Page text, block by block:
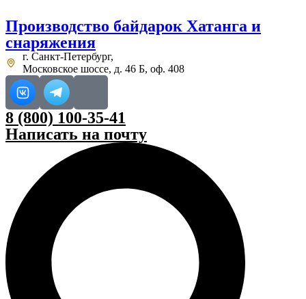
к
содержимому
Производство байдарок Хатанга и
снаряжения
г. Санкт-Петербург,
Московское шоссе, д. 46 Б, оф. 408
8 (800) 100-35-41
Написать на почту